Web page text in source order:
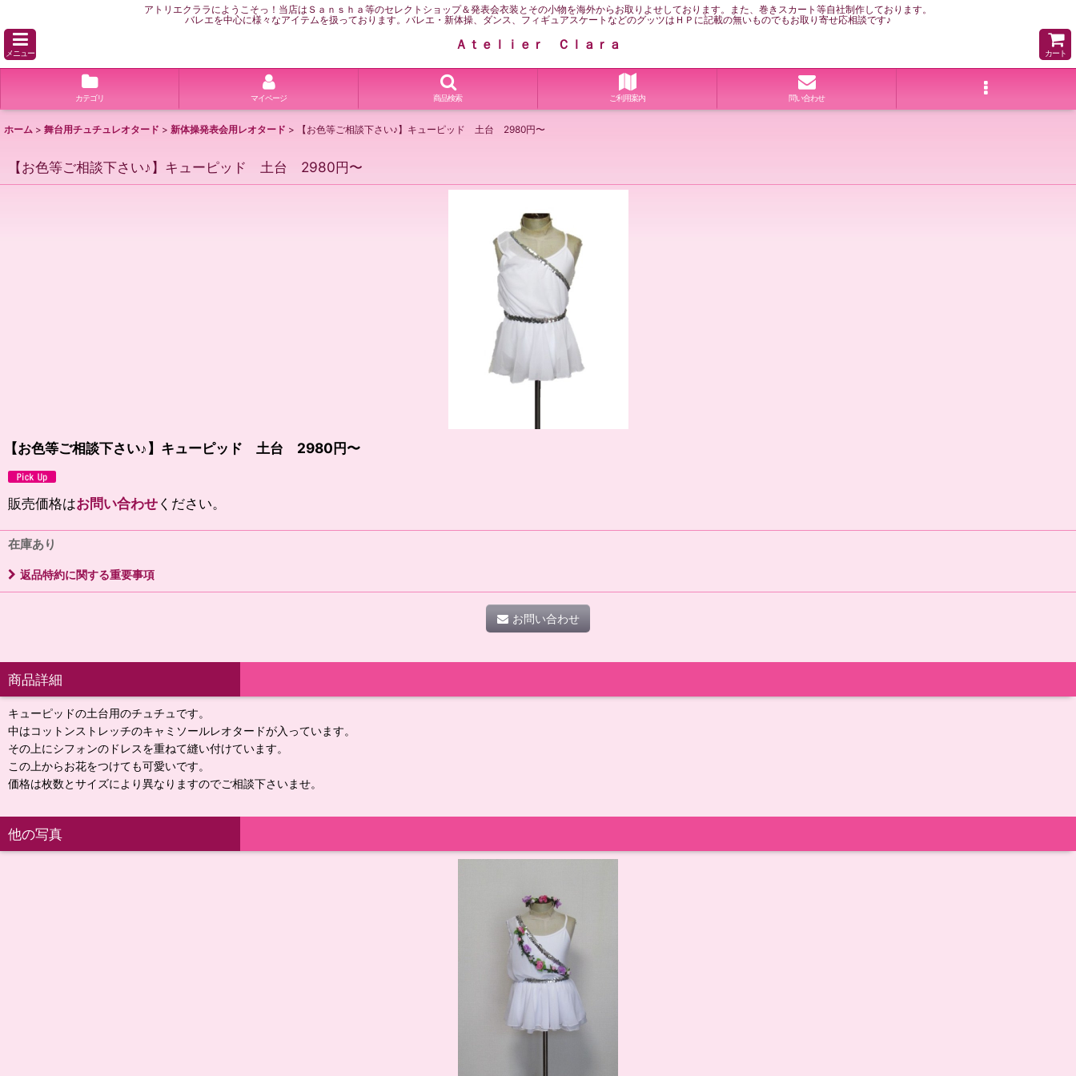
アトリエクララにようこそっ！当店はＳａｎｓｈａ等のセレクトショップ＆発表会衣装とその小物を海外からお取りよせしております。また、巻きスカート等自社制作しております。
バレエを中心に様々なアイテムを扱っております。バレエ・新体操、ダンス、フィギュアスケートなどのグッツはＨＰに記載の無いものでもお取り寄せ応相談です♪
メニュー
Ａｔｅｌｉｅｒ Ｃｌａｒａ
カート
カテゴリ マイページ 商品検索 ご利用案内 問い合わせ
ホーム > 舞台用チュチュレオタード > 新体操発表会用レオタード > 【お色等ご相談下さい♪】キューピッド 土台 2980円〜
【お色等ご相談下さい♪】キューピッド 土台 2980円〜
【お色等ご相談下さい♪】キューピッド 土台 2980円〜
販売価格はお問い合わせください。
在庫あり
返品特約に関する重要事項
お問い合わせ
商品詳細
キューピッドの土台用のチュチュです。
中はコットンストレッチのキャミソールレオタードが入っています。
その上にシフォンのドレスを重ねて縫い付けています。
この上からお花をつけても可愛いです。
価格は枚数とサイズにより異なりますのでご相談下さいませ。
他の写真